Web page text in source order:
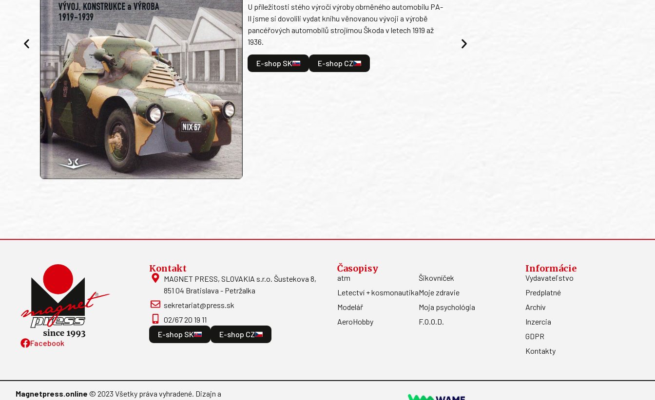
U příležitosti stého výročí výroby obrněného automobilu PA-
II jsme si dovolili vydat knihu věnovanou vývoji a výrobě
pancéřových automobilů strojírnou Škoda v letech 1919 až
1936.
E-shop SK E-shop CZ
Facebook
Kontakt
MAGNET PRESS, SLOVAKIA s.r.o. Šustekova 8,
851 04 Bratislava - Petržalka
sekretariat@press.sk
02/67 20 19 11
E-shop SK
E-shop CZ
Časopisy
atm
Letectví + kosmonautika
Modelář
AeroHobby
Šikovníček
Moje zdravie
Moja psychológia
F.O.O.D.
Informácie
Vydavateľstvo
Predplatné
Archív
Inzercia
GDPR
Kontakty
Magnetpress.online © 2023 Všetky práva vyhradené. Dizajn a